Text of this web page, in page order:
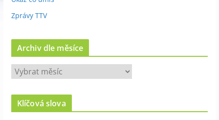
Zprávy TTV
Archiv dle měsíce
A
r
c
Klíčová slova